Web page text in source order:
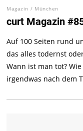
Magazin / München
curt Magazin
Auf 100 Seiten rund
das alles todernst
Wann ist man tot?
irgendwas nach dem